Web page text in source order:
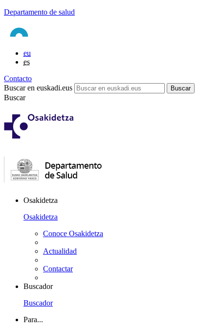
Departamento de salud
eu
es
Contacto
Buscar en euskadi.eus
Buscar
Osakidetza
Osakidetza
Conoce Osakidetza
Actualidad
Contactar
Buscador
Buscador
Para...